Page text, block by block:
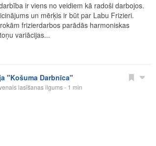
ir viens no veidiem kā radoši darbojos.
un mērķis ir būt par Labu Frizieri.
frizierdarbos parādās harmoniskas
variācijas...
"Košuma Darbnīca"
lasīšanas ilgums - 1 min